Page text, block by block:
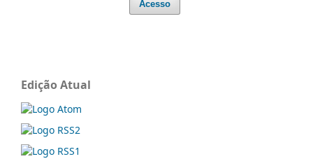
Acesso
Edição Atual